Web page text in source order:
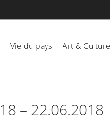
Vie du pays Art & Culture
– 22.06.2018